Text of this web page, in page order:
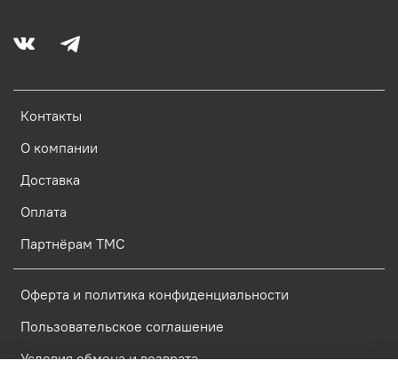
Контакты
О компании
Доставка
Оплата
Партнёрам ТМС
Оферта и политика конфиденциальности
Пользовательское соглашение
Условия обмена и возврата